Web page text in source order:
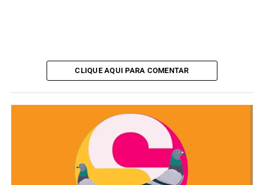
advogada criminalista Fernanda
Caethano Barbosa, diretora-adjunta e presidente da
Comissão da Advocacia Criminal da 24ª Subseção da
, o detento deve cumprirrequisitos
objetivos e subjetivos.
CLIQUE AQUI PARA COMENTAR